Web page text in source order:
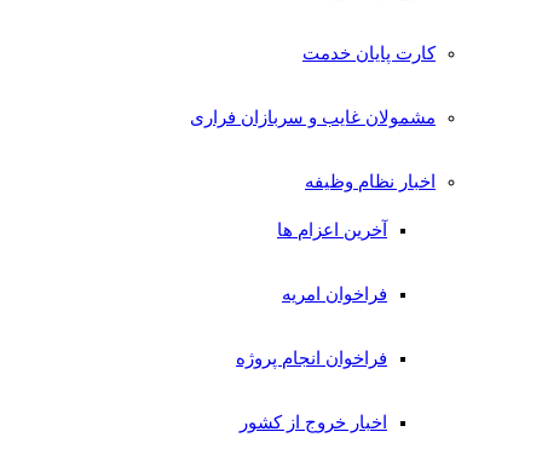
کارت پایان خدمت
مشمولان غایب و سربازان فراری
اخبار نظام وظیفه
آخرین اعزام ها
فراخوان امریه
فراخوان انجام پروژه
اخبار خروج از کشور